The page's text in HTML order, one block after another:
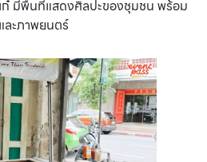
ก๋ มีพื้นที่แสดงศิลปะของชุมชน พร้อม
ละภาพยนตร์